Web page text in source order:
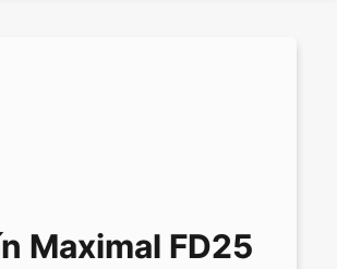
Maximal FD25